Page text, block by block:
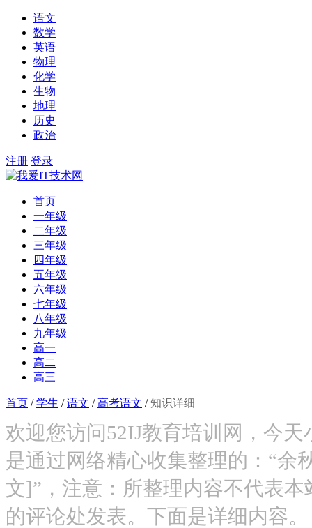
语文
数学
英语
物理
化学
生物
地理
历史
政治
注册 登录
首页
一年级
二年级
三年级
四年级
五年级
六年级
七年级
八年级
九年级
高一
高二
高三
首页 /学生 /语文 /高考语文 /知识详细
欢迎您访问52IJ教育培训网，今
是通过网络精心收集整理的：“余
文]”，注意：所整理内容不代表
的评论处发表。下面是详细内容。